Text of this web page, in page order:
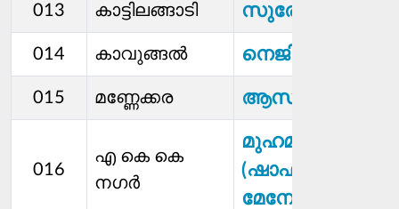
013 കാട്ടിലങ്ങാടി സുരേഷ്
014 കാവുങ്ങൽ നെജിദ
015 മണ്ണേക്കര ആസാദ് അലി
016
എ കെ കെ
നഗർ
മുഹമ്മദ് ഷാഫി
(ഷാഫി
മേനോത്തിൽ)